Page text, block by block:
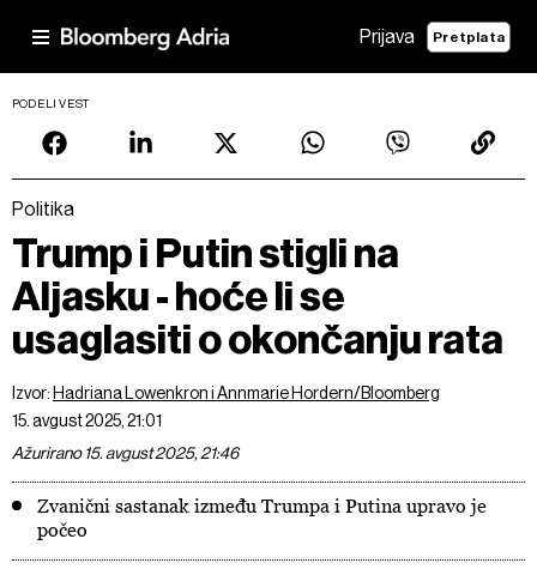
Prijava Pretplata
PODELI VEST
Politika
Trump i Putin stigli na
Aljasku - hoće li se
usaglasiti o okončanju rata
Izvor: Hadriana Lowenkron i Annmarie Hordern/Bloomberg
15. avgust 2025, 21:01
Ažurirano 15. avgust 2025, 21:46
Zvanični sastanak između Trumpa i Putina upravo je
počeo